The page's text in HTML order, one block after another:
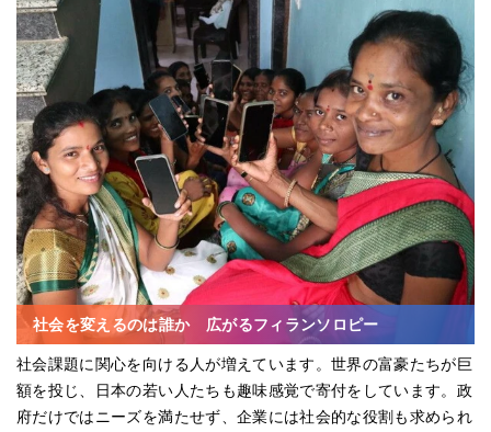
社会を変えるのは誰か 広がるフィランソロピー
社会課題に関心を向ける人が増えています。世界の富豪たちが巨
額を投じ、日本の若い人たちも趣味感覚で寄付をしています。政
府だけではニーズを満たせず、企業には社会的な役割も求められ